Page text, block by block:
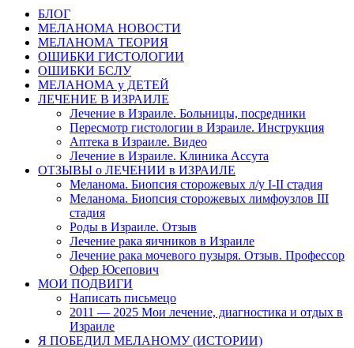
БЛОГ
МЕЛАНОМА НОВОСТИ
МЕЛАНОМА ТЕОРИЯ
ОШИБКИ ГИСТОЛОГИИ
ОШИБКИ БСЛУ
МЕЛАНОМА у ДЕТЕЙ
ЛЕЧЕНИЕ В ИЗРАИЛЕ
Лечение в Израиле. Больницы, посредники
Пересмотр гистологии в Израиле. Инструкция
Аптека в Израиле. Видео
Лечение в Израиле. Клиника Ассута
ОТЗЫВЫ о ЛЕЧЕНИИ в ИЗРАИЛЕ
Меланома. Биопсия сторожевых л/у I-II стадия
Меланома. Биопсия сторожевых лимфоузлов III
стадия
Роды в Израиле. Отзыв
Лечение рака яичников в Израиле
Лечение рака мочевого пузыря. Отзыв. Профессор
Офер Юсепович
МОИ ПОДВИГИ
Написать письмецо
2011 — 2025 Мои лечение, диагностика и отдых в
Израиле
Я ПОБЕДИЛ МЕЛАНОМУ (ИСТОРИИ)